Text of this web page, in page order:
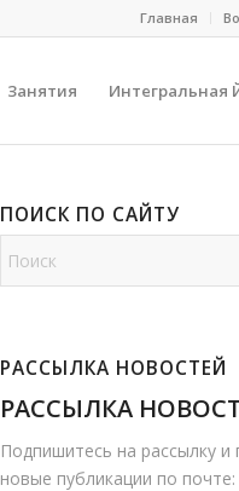
Главная
Занятия Интегральная
ПОИСК ПО САЙТУ
РАССЫЛКА НОВОСТЕЙ
РАССЫЛКА
Подпишитесь на рассылку и
новые публикации по почте: